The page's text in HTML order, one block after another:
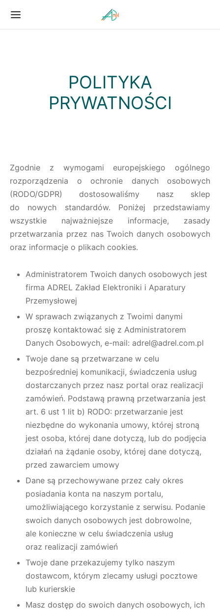
POLITYKA
PRYWATNOŚCI
Zgodnie z wymogami europejskiego ogólnego
rozporządzenia o ochronie danych osobowych
(RODO/GDPR) dostosowaliśmy nasz sklep
do nowych standardów. Poniżej przedstawiamy
wszystkie najważniejsze informacje, zasady
przetwarzania przez nas Twoich danych osobowych
oraz informacje o plikach cookies.
Administratorem Twoich danych osobowych jest
firma ADREL Zakład Elektroniki i Aparatury
Przemysłowej
W sprawach związanych z Twoimi danymi
proszę kontaktować się z Administratorem
Danych Osobowych, e-mail: adrel@adrel.com.pl
Twoje dane są przetwarzane w celu
bezpośredniej komunikacji, świadczenia usług
dostarczanych przez nasz portal oraz realizacji
zamówień. Podstawą prawną przetwarzania jest
art. 6 ust 1 lit b) RODO: przetwarzanie jest
niezbędne do wykonania umowy, której stroną
jest osoba, której dane dotyczą, lub do podjęcia
działań na żądanie osoby, której dane dotyczą,
przed zawarciem umowy
Dane są przechowywane przez cały okres
posiadania konta na naszym portalu,
umożliwiającego korzystanie z serwisu. Podanie
swoich danych osobowych jest dobrowolne,
ale konieczne w celu świadczenia usług
oraz realizacji zamówień
Twoje dane przekazujemy tylko naszym
dostawcom, którym zlecamy usługi pocztowe
lub kurierskie
Masz dostęp do swoich danych osobowych, ich
MODELARSKA